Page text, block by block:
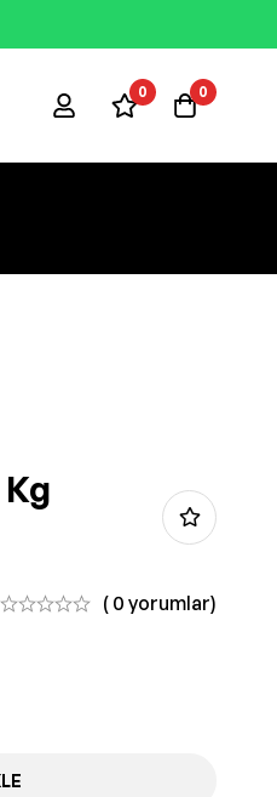
0 0
( 0 yorumlar)